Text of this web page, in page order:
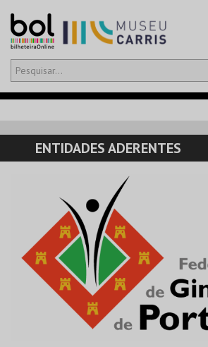
Olá,iniciar sessão
CARRINHO
EVENTOS
CARTÕES
PRODUTOS
ENTIDADES ADERENTES